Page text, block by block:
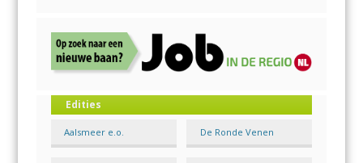
Edities
Aalsmeer e.o. De Ronde Venen